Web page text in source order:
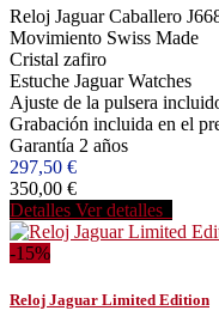
Reloj Jaguar Caballero
Movimiento Swiss Made
Cristal zafiro
Estuche Jaguar Watches
Ajuste de la pulsera
Grabación incluida en el
Garantía 2 años
297,50 €
350,00 €
Detalles Ver detalles
-15%
Reloj Jaguar Limited Edition